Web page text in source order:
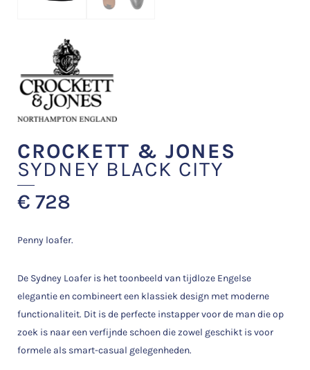
CROCKETT & JONES
SYDNEY BLACK CITY
€ 728
Penny loafer.
De Sydney Loafer is het toonbeeld van tijdloze Engelse
elegantie en combineert een klassiek design met moderne
functionaliteit. Dit is de perfecte instapper voor de man die op
zoek is naar een verfijnde schoen die zowel geschikt is voor
formele als smart-casual gelegenheden.